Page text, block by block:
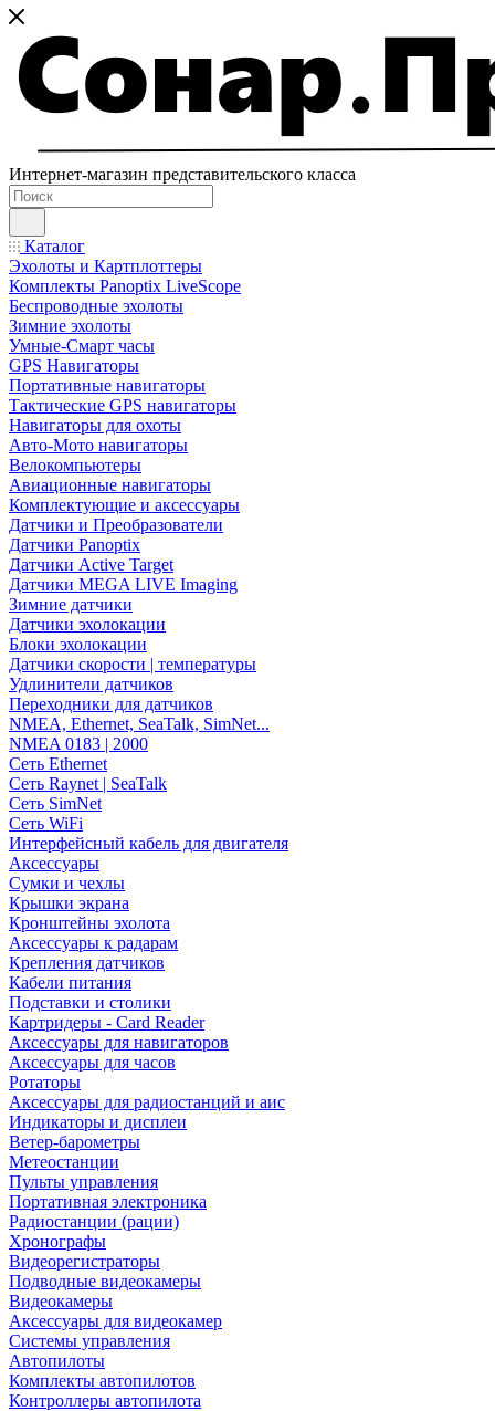
Интернет-магазин представительского класса
Каталог
Эхолоты и Картплоттеры
Комплекты Panoptix LiveScope
Беспроводные эхолоты
Зимние эхолоты
Умные-Смарт часы
GPS Навигаторы
Портативные навигаторы
Тактические GPS навигаторы
Навигаторы для охоты
Авто-Мото навигаторы
Велокомпьютеры
Авиационные навигаторы
Комплектующие и аксессуары
Датчики и Преобразователи
Датчики Panoptix
Датчики Active Target
Датчики MEGA LIVE Imaging
Зимние датчики
Датчики эхолокации
Блоки эхолокации
Датчики скорости | температуры
Удлинители датчиков
Переходники для датчиков
NMEA, Ethernet, SeaTalk, SimNet...
NMEA 0183 | 2000
Сеть Ethernet
Сеть Raynet | SeaTalk
Сеть SimNet
Сеть WiFi
Интерфейсный кабель для двигателя
Аксессуары
Сумки и чехлы
Крышки экрана
Кронштейны эхолота
Аксессуары к радарам
Крепления датчиков
Кабели питания
Подставки и столики
Картридеры - Card Reader
Аксессуары для навигаторов
Аксессуары для часов
Ротаторы
Аксессуары для радиостанций и аис
Индикаторы и дисплеи
Ветер-барометры
Метеостанции
Пульты управления
Портативная электроника
Радиостанции (рации)
Хронографы
Видеорегистраторы
Подводные видеокамеры
Видеокамеры
Аксессуары для видеокамер
Системы управления
Автопилоты
Комплекты автопилотов
Контроллеры автопилота